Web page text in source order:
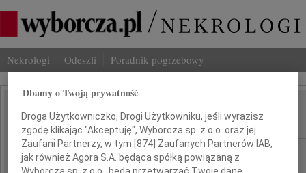
Nekrologi Odeszli Poradnik pogrzebowy
IMIĘ I NAZWISKO: Marian Koziej
REGION: Kielce
01.04.2011
Dbamy o Twoją prywatność
Droga Użytkowniczko, Drogi Użytkowniku, jeśli wyrazisz
zgodę klikając "Akceptuję", Wyborcza sp. z o.o. oraz jej
Zaufani Partnerzy, w tym [874 ] Zaufanych Partnerów IAB,
jak również Agora S.A. będąca spółką powiązaną z
Wyborcza sp. z o.o., będą przetwarzać Twoje dane